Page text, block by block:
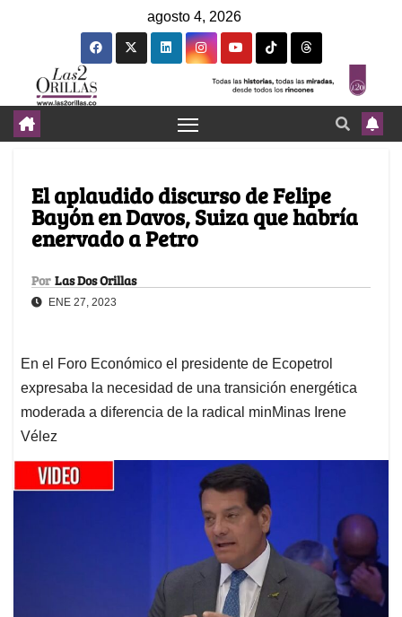
agosto 4, 2026
El aplaudido discurso de Felipe
Bayón en Davos, Suiza que habría
enervado a Petro
Por Las Dos Orillas
ENE 27, 2023
En el Foro Económico el presidente de Ecopetrol
expresaba la necesidad de una transición energética
moderada a diferencia de la radical minMinas Irene
Vélez